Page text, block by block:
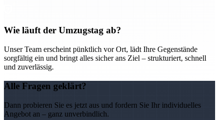
Wie läuft der Umzugstag ab?
Unser Team erscheint pünktlich vor Ort, lädt Ihre Gegenstände
sorgfältig ein und bringt alles sicher ans Ziel – strukturiert, schnell
und zuverlässig.
Alle Fragen geklärt?
Dann probieren Sie es jetzt aus und fordern Sie Ihr individuelles
Angebot an – ganz unverbindlich.